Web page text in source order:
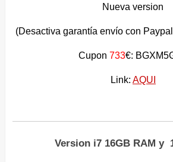
Nueva version
(Desactiva garantía envío con
Cupon 733€:
Link: AQUI
Version i7 16GB RAM y